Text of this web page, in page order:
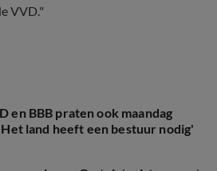
VVD."
en BBB praten ook maandag
land heeft een bestuur nodig'